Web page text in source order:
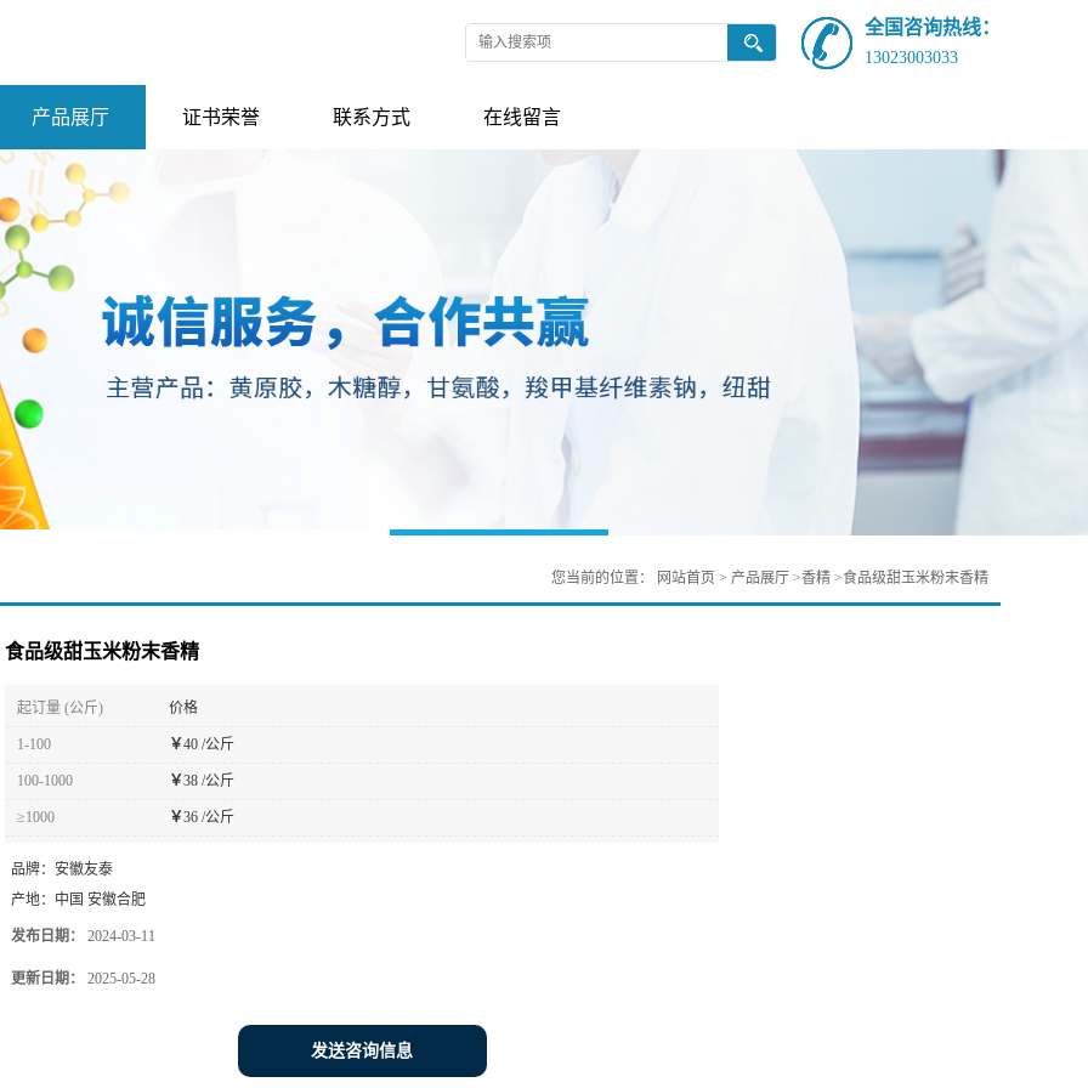
全国咨询热线：
13023003033
产品展厅 证书荣誉 联系方式 在线留言
您当前的位置： 网站首页 > 产品展厅 >香精 >食品级甜玉米粉末香精
食品级甜玉米粉末香精
起订量 (公斤) 价格
1-100 ￥40 /公斤
100-1000 ￥38 /公斤
≥1000 ￥36 /公斤
品牌： 安徽友泰
产地： 中国 安徽合肥
发布日期： 2024-03-11
更新日期： 2025-05-28
发送咨询信息